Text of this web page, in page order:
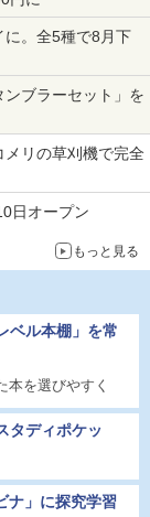
。全5種で8月下
ブラーセット」を
メリの草刈機で完全
日オープン
もっと見る
ベル本棚」を常
本を選びやすく
タディポケッ
ナ」に探究学習